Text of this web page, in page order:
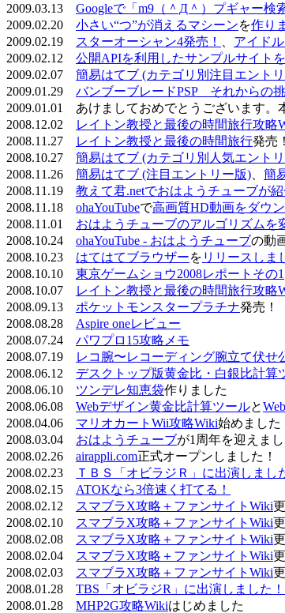
2009.03.13 Googleで「m9（＾Д＾）プギャー検
2009.02.20 小さい“つ”が消えるマシーンを作り
2009.02.19
スターオーシャン4発売！
アイド
2009.02.12 公開APIを利用したサンプルサイト
2009.02.07 簡易はてブ (カテゴリ別注目エント
2009.01.29 バンブーブレードPSP それからの
2009.01.01 あけましておめでとうございます。
2008.12.02
レイトン教授と最後の時間旅行攻略
2008.11.27
レイトン教授と最後の時間旅行発売！
2008.10.27 簡易はてブ (カテゴリ別人気エント
2008.11.26 簡易はてブ (注目エントリー版) 簡
2008.11.19 教えて君.netでおはようチューブが
2008.11.18 ohaYouTubeで高画質HD動画をダウ
2008.11.01 おはようチューブのアルゴリズムを
2008.10.24 ohaYouTube - おはようチューブの動
2008.10.23 はてはてブラウザーを リリースしま
2008.10.10 東京ゲームショウ2008レポートその1
2008.10.07
レイトン教授と最後の時間旅行攻略
2008.09.13 ポケットモンスタープラチナ発売！
2008.08.28 Aspire oneレビュー
2008.07.24 パワプロ15攻略メモ
2008.07.19
レコ腕〜レコーディング腕立て伏せ
2008.06.12 デスクトップ版黄金比・白銀比計算
2008.06.10 ツンデレ知恵袋作りました
2008.06.08 Webデザイン黄金比計算ツールと
2008.04.06 マリオカートWii攻略Wiki始めました
2008.03.04 おはようチューブが1周年を迎えまし
2008.02.26 airappli.com正式オープンしました！
2008.02.23
ＴＢＳ「オビラジＲ」に出演しまし
2008.02.15 ATOKなら3倍速く打てる！
2008.02.12
スマブラX攻略＋ファンサイトWiki
2008.02.10
スマブラX攻略＋ファンサイトWiki
2008.02.08
スマブラX攻略＋ファンサイトWiki
2008.02.04
スマブラX攻略＋ファンサイトWiki
2008.02.03
スマブラX攻略＋ファンサイトWiki
2008.01.28 TBS「オビラジR」に出演しました
2008.01.28 MHP2G攻略Wikiはじめました